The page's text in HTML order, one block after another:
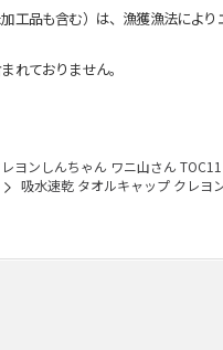
品も含む）は、漁獲漁法によ
れておりません。
ヨンしんちゃん ワニ山さん TOC11
吸水速乾 タオルキャップ クレヨ